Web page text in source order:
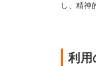
し、精神
利用